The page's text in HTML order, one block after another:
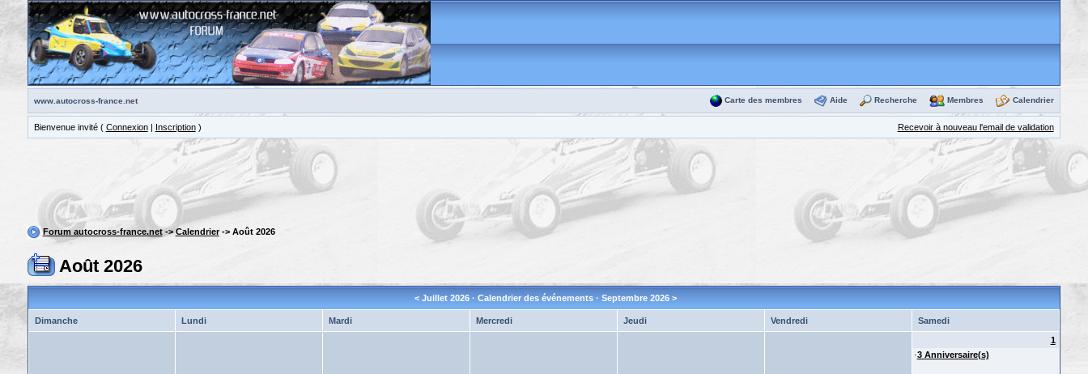
www.autocross-france.net Carte des membres Aide Recherche Membres Calendrier
Bienvenue invité ( Connexion| Inscription) Recevoir à nouveau l'email de validation
Forum autocross-france.net->Calendrier-> Août 2026
Août 2026
<Juillet 2026 · Calendrier des événements ·Septembre 2026 >
Dimanche Lundi Mardi Mercredi Jeudi Vendredi
Samedi
1
·3 Anniversaire(s)